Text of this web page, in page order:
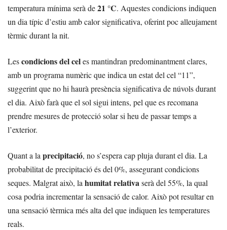
temperatura mínima serà de21 °C. Aquestes condicions indiquen
un dia típic d’estiu amb calor significativa, oferint poc alleujament
tèrmic durant la nit.
Lescondicions del celes mantindran predominantment clares,
amb un programa numèric que indica un estat del cel “11”,
suggerint que no hi haurà presència significativa de núvols durant
el dia. Això farà que el sol sigui intens, pel que es recomana
prendre mesures de protecció solar si heu de passar temps a
l’exterior.
Quant a laprecipitació, no s’espera cap pluja durant el dia. La
probabilitat de precipitació és del 0%, assegurant condicions
seques. Malgrat això, lahumitat relativaserà del 55%, la qual
cosa podria incrementar la sensació de calor. Això pot resultar en
una sensació tèrmica més alta del que indiquen les temperatures
reals.